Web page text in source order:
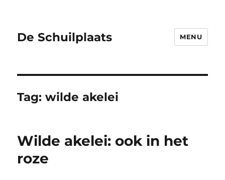
De Schuilplaats MENU
Tag:wilde akelei
Wilde akelei: ook in het
roze